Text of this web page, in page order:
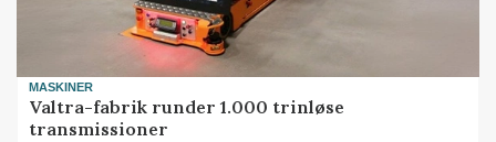
MASKINER
Valtra-fabrik runder 1.000 trinløse
transmissioner